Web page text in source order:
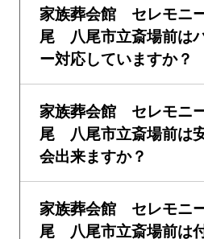
家族葬会館 セレモニ
尾 八尾市立斎場前は
ー対応していますか？
家族葬会館 セレモニ
尾 八尾市立斎場前は
会出来ますか？
家族葬会館 セレモニ
尾 八尾市立斎場前は